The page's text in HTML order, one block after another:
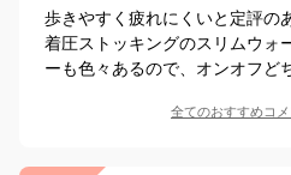
歩きやすく疲れにくいと定評の
着圧ストッキングのスリムウォ
ーも色々あるので、オンオフど
全てのおすすめコメ